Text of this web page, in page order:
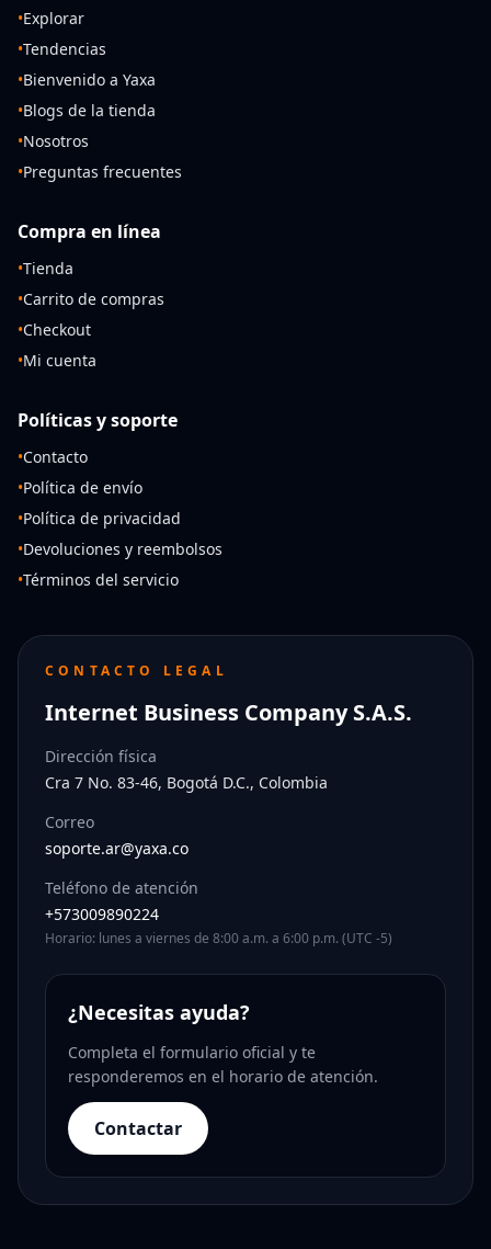
•Explorar
•Tendencias
•Bienvenido a Yaxa
•Blogs de la tienda
•Nosotros
•Preguntas frecuentes
Compra en línea
•Tienda
•Carrito de compras
•Checkout
•Mi cuenta
Políticas y soporte
•Contacto
•Política de envío
•Política de privacidad
•Devoluciones y reembolsos
•Términos del servicio
CONTACTO LEGAL
Internet Business Company S.A.S.
Dirección física
Cra 7 No. 83-46, Bogotá D.C., Colombia
Correo
soporte.ar@yaxa.co
Teléfono de atención
+573009890224
Horario: lunes a viernes de 8:00 a.m. a 6:00 p.m. (UTC -5)
¿Necesitas ayuda?
Completa el formulario oficial y te
responderemos en el horario de atención.
Contactar